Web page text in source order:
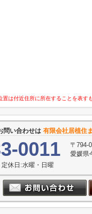
は付近住所に所在することを表す
問い合わせは 有限会社居植住
0011
〒794-
愛媛県
定休日:水曜・日曜